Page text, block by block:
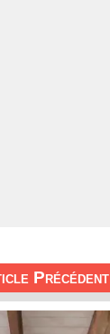
Précédent